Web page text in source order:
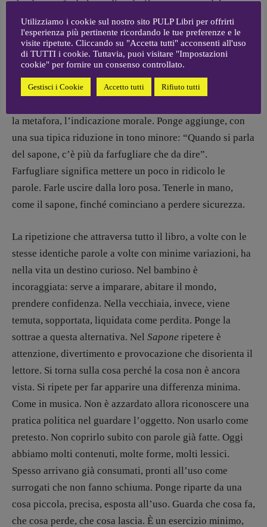
che devoto. La balena, dice, è già stata trattata dal
“signor Melville”, con molte parole, troppa fretta, troppa
furia. Il sapone invece è una cosa che sta sul piattino e
serve a lavarsi le mani. Eppure balena e sapone, davanti
alla scrittura, stanno sullo stesso piano: conta il modo in
cui li si osserva e il sapone obbliga a una fedeltà più
la metafora, l’indicazione morale. Ponge aggiunge, con
una sua tipica riduzione in tono minore: “Quando si parla
del sapone, c’è più da farfugliare che da dire”.
Farfugliare significa mettere un poco in ridicolo le
parole. Farle uscire dalla loro posa. Tenerle in mano,
come il sapone, finché cominciano a perdere sicurezza.
La ripetizione che attraversa tutto il libro, a volte con le
stesse identiche parole a volte con minime variazioni, ha
nella vita un destino curioso. Nel bambino è
incoraggiata: serve a imparare, abitare il mondo,
prendere confidenza. Nella vecchiaia, invece, viene
temuta, sopportata, liquidata come perdita. Ponge la
sottrae a questa alternativa. Nel Sapone ripetere è
attenzione, divertimento e provocazione che disorienta il
lettore. Si torna sulla cosa perché la cosa non è ancora
vista. Si ripete per far apparire una differenza minima.
Come in musica. Non è azzardato allora riconoscere una
pratica politica nel guardare l’oggetto. Non usarlo come
pretesto. Non coprirlo subito con parole già fatte. Oggi
abbiamo molti contenuti, molte forme, molti lessici.
Spesso arrivano già consumati, pronti all’uso come
surrogati che non fanno schiuma. Ponge riparte da una
cosa piccola, precisa, esposta all’uso. Guarda che cosa fa,
che cosa perde, che cosa lascia. È un esercizio minimo,
Utilizziamo i cookie sul nostro sito PULP Libri per offrirti
l'esperienza più pertinente ricordando le tue preferenze e le
visite ripetute. Cliccando su "Accetta tutti" acconsenti all'uso
di TUTTI i cookie. Tuttavia, puoi visitare "Impostazioni
cookie" per fornire un consenso controllato.
Gestisci i Cookie Accetto tutti Rifiuto tutti